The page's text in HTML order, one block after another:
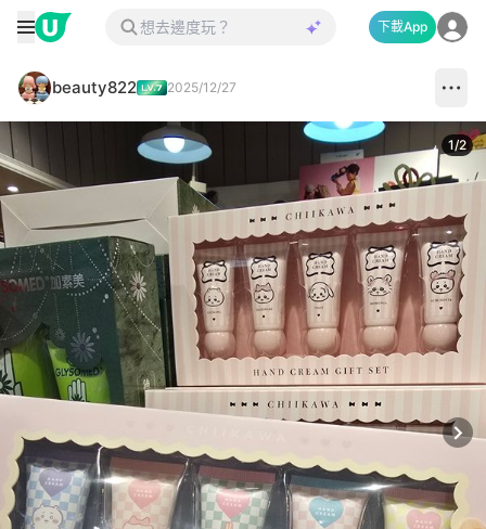
下載App
beauty822 2025/12/27
1/2